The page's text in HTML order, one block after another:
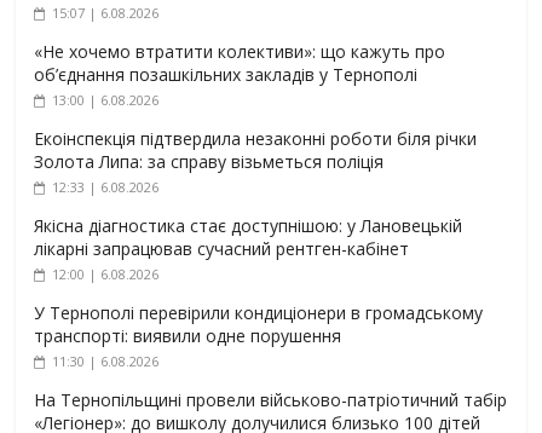
15:07 | 6.08.2026
«Не хочемо втратити колективи»: що кажуть про
об’єднання позашкільних закладів у Тернополі
13:00 | 6.08.2026
Екоінспекція підтвердила незаконні роботи біля річки
Золота Липа: за справу візьметься поліція
12:33 | 6.08.2026
Якісна діагностика стає доступнішою: у Лановецькій
лікарні запрацював сучасний рентген-кабінет
12:00 | 6.08.2026
У Тернополі перевірили кондиціонери в громадському
транспорті: виявили одне порушення
11:30 | 6.08.2026
На Тернопільщині провели військово-патріотичний табір
«Легіонер»: до вишколу долучилися близько 100 дітей